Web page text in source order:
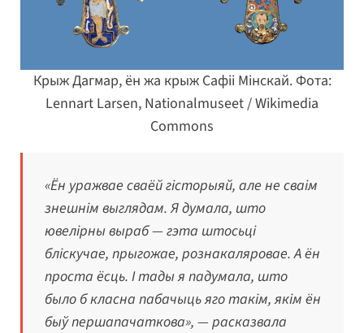
Крыж Дагмар, ён жа крыж Сафіі Мінскай. Фота:
Lennart Larsen, Nationalmuseet / Wikimedia
Commons
«Ён уражвае сваёй гісторыяй, але не сваім
знешнім выглядам. Я думала, што
ювелірны выраб — гэта штосьці
бліскучае, прыгожае, рознакаляровае. А ён
проста ёсць. І тады я падумала, што
было б класна пабачыць яго такім, якім ён
быў першапачаткова», — расказвала